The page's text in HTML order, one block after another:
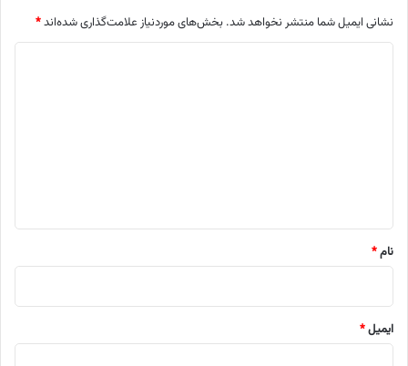
نشانی ایمیل شما منتشر نخواهد شد. بخش‌های موردنیاز علامت‌گذاری شده‌اند*
نام*
ایمیل*